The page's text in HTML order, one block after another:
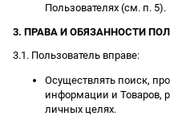
Пользователях (см. п. 5).
3. ПРАВА И ОБЯЗАННОСТИ
3.1. Пользователь вправе:
Осуществлять поиск,
информации и Товаров,
личных целях.